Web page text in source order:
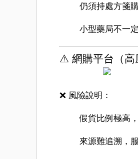
仍須持處方箋
小型藥局不一
⚠️ 網購平台（高
❌ 風險說明：
假貨比例極高
來源難追溯，